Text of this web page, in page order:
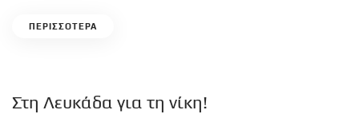
ΠΕΡΙΣΣΟΤΕΡΑ
Στη Λευκάδα για τη νίκη!